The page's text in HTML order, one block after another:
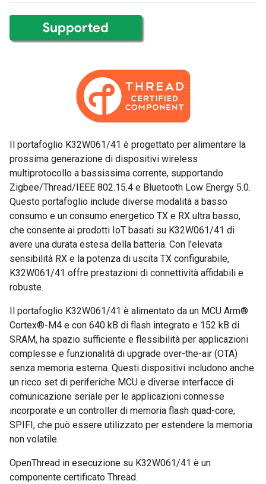
Il portafoglio K32W061/41 è progettato per alimentare la
prossima generazione di dispositivi wireless
multiprotocollo a bassissima corrente, supportando
Zigbee/Thread/IEEE 802.15.4 e Bluetooth Low Energy 5.0.
Questo portafoglio include diverse modalità a basso
consumo e un consumo energetico TX e RX ultra basso,
che consente ai prodotti IoT basati su K32W061/41 di
avere una durata estesa della batteria. Con l'elevata
sensibilità RX e la potenza di uscita TX configurabile,
K32W061/41 offre prestazioni di connettività affidabili e
robuste.
Il portafoglio K32W061/41 è alimentato da un MCU Arm®
Cortex®-M4 e con 640 kB di flash integrato e 152 kB di
SRAM, ha spazio sufficiente e flessibilità per applicazioni
complesse e funzionalità di upgrade over-the-air (OTA)
senza memoria esterna. Questi dispositivi includono anche
un ricco set di periferiche MCU e diverse interfacce di
comunicazione seriale per le applicazioni connesse
incorporate e un controller di memoria flash quad-core,
SPIFI, che può essere utilizzato per estendere la memoria
non volatile.
OpenThread in esecuzione su K32W061/41 è un
componente certificato Thread.